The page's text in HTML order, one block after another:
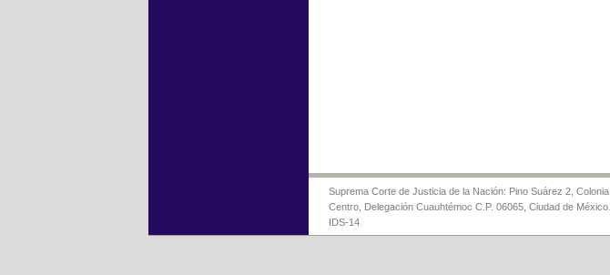
Suprema Corte de Justicia de la Nación: Pino Suárez 2, Colonia
Centro, Delegación Cuauhtémoc C.P. 06065, Ciudad de México.
IDS-14